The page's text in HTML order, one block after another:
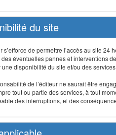
du site
s’efforce de permettre l’accès au site
éventuelles pannes et interventions
une disponibilité du site et/ou des
de l’éditeur ne saurait être
tout ou partie des services, à tout
des interruptions, et des